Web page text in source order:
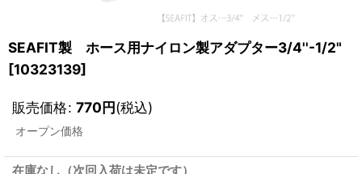
SEAFIT製 ホース用ナイロン製アダプター3/4''-1/2"
[10323139]
販売価格: 770円(税込)
オープン価格
在庫なし（次回入荷は未定です）